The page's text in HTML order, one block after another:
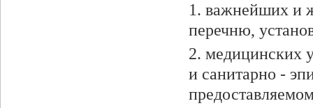
1. важнейших и
перечню,
2. медицинских
и санитарно -